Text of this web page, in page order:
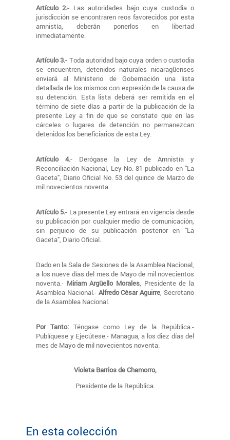
Artículo 2.- Las autoridades bajo cuya custodia o
jurisdicción se encontraren reos favorecidos por esta
amnistía, deberán ponerlos en libertad
inmediatamente.
Artículo 3.- Toda autoridad bajo cuya orden o custodia
se encuentren, detenidos naturales nicaragüenses
enviará al Ministerio de Gobernación una lista
detallada de los mismos con expresión de la causa de
su detención. Esta lista deberá ser remitida en el
término de siete días a partir de la publicación de la
presente Ley a fin de que se constate que en las
cárceles o lugares de detención no permanezcan
detenidos los beneficiarios de esta Ley.
Artículo 4.- Derógase la Ley de Amnistía y
Reconciliación Nacional, Ley No. 81 publicado en "La
Gaceta", Diario Oficial No. 53 del quince de Marzo de
mil novecientos noventa.
Artículo 5.- La presente Ley entrará en vigencia desde
su publicación por cualquier medio de comunicación,
sin perjuicio de su publicación posterior en "La
Gaceta", Diario Oficial.
Dado en la Sala de Sesiones de la Asamblea Nacional,
a los nueve días del mes de Mayo de mil novecientos
noventa.- Miriam Argüello Morales, Presidente de la
Asamblea Nacional.- Alfredo César Aguirre, Secretario
de la Asamblea Nacional.
Por Tanto: Téngase como Ley de la República.-
Publíquese y Ejecútese.- Managua, a los diez días del
mes de Mayo de mil novecientos noventa.
Violeta Barrios de Chamorro,
Presidente de la República.
En esta colección